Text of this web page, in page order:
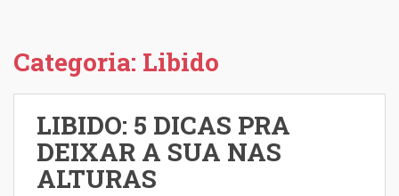
Categoria: Libido
LIBIDO: 5 DICAS PRA
DEIXAR A SUA NAS
ALTURAS